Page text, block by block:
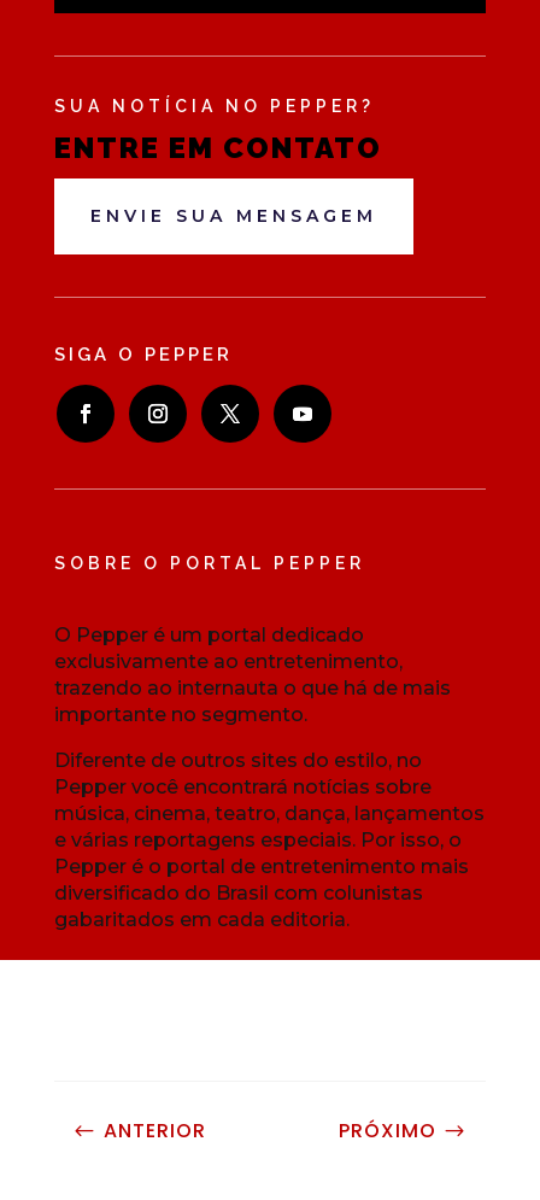
SUA NOTÍCIA NO PEPPER?
ENTRE EM CONTATO
ENVIE SUA MENSAGEM
SIGA O PEPPER
SOBRE O PORTAL PEPPER
O Pepper é um portal dedicado
exclusivamente ao entretenimento,
trazendo ao internauta o que há de mais
importante no segmento.
Diferente de outros sites do estilo, no
Pepper você encontrará notícias sobre
música, cinema, teatro, dança, lançamentos
e várias reportagens especiais. Por isso, o
Pepper é o portal de entretenimento mais
diversificado do Brasil com colunistas
gabaritados em cada editoria.
# ANTERIOR PRÓXIMO $